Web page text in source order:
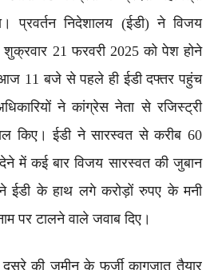
प्रवर्तन निदेशालय (ईडी) ने विजय
21 फरवरी 2025 को पेश होने
11 बजे से पहले ही ईडी दफ्तर पहुंच
ने कांग्रेस नेता से रजिस्ट्री
किए। ईडी ने सारस्वत से करीब 60
में कई बार विजय सारस्वत की जुबान
ईडी के हाथ लगे करोड़ों रुपए के मनी
टालने वाले जवाब दिए।
की जमीन के फर्जी कागजात तैयार